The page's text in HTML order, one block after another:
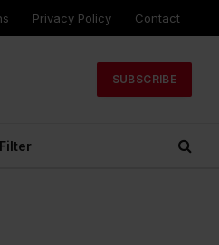
Privacy Policy Contact
SUBSCRIBE
Filter